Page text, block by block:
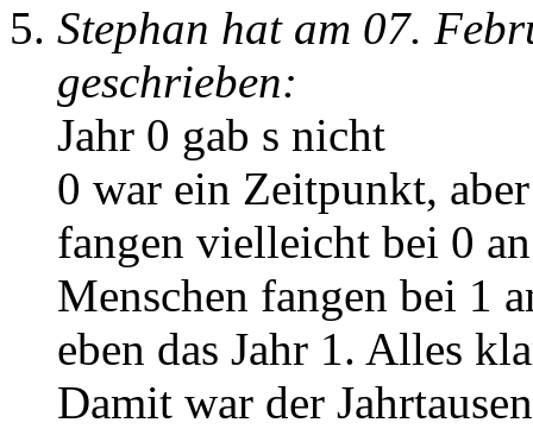
Stephan hat am 07.
geschrieben:
Jahr 0 gab s nicht
0 war ein Zeitpunkt,
fangen vielleicht bei 0
Menschen fangen bei 1
eben das Jahr 1. Alles
Damit war der